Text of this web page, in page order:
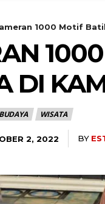
1000 Motif
DI
WISATA
2, 2022 BY